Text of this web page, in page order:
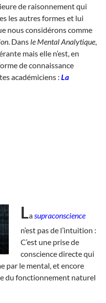
de raisonnement qui
les autres formes et lui
nous considérons comme
. Dans le Mental Analytique
mais elle n’est, en
de connaissance
académiciens : La
La supraconscience
n’est pas de l’intuition :
C’est une prise de
conscience directe qui
par le mental, et encore
du fonctionnement naturel